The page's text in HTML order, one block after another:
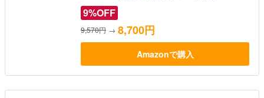
9%OFF
9,570円 → 8,700円
Amazonで購入